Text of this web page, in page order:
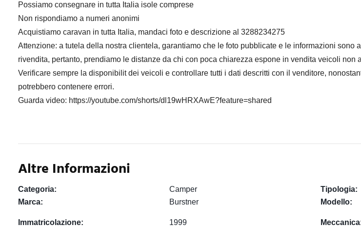
Possiamo consegnare in tutta Italia isole comprese
Non rispondiamo a numeri anonimi
Acquistiamo caravan in tutta Italia, mandaci foto e descrizione al 3288234275
Attenzione: a tutela della nostra clientela, garantiamo che le foto pubblicate e le informazioni
rivendita, pertanto, prendiamo le distanze da chi con poca chiarezza espone in vendita veicoli
Verificare sempre la disponibilit dei veicoli e controllare tutti i dati descritti con il venditore,
potrebbero contenere errori.
Guarda video: https://youtube.com/shorts/dl19wHRXAwE?feature=shared
Altre Informazioni
Categoria: Camper Tipologia:
Marca:
Burstner Modello:
Immatricolazione:
1999